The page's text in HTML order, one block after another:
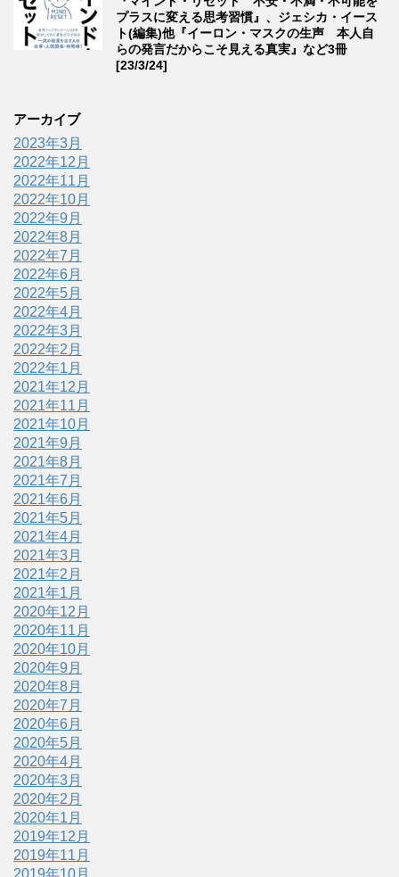
プラスに変える思考習慣』、ジェシカ・イース
ト(編集)他『イーロン・マスクの生声 本人自
らの発言だからこそ見える真実』など3冊
[23/3/24]
アーカイブ
2023年3月
2022年12月
2022年11月
2022年10月
2022年9月
2022年8月
2022年7月
2022年6月
2022年5月
2022年4月
2022年3月
2022年2月
2022年1月
2021年12月
2021年11月
2021年10月
2021年9月
2021年8月
2021年7月
2021年6月
2021年5月
2021年4月
2021年3月
2021年2月
2021年1月
2020年12月
2020年11月
2020年10月
2020年9月
2020年8月
2020年7月
2020年6月
2020年5月
2020年4月
2020年3月
2020年2月
2020年1月
2019年12月
2019年11月